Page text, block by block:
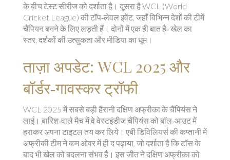
के बीच टेस्ट सीरीज को दर्शाता है। दूसरा है WCL (World
Cricket League) की टॉप‑लेवल इवेंट, जहाँ विभिन्न देशों की टीमें
चैंपियन बनने के लिए लड़ती हैं। दोनों में एक ही बात है‑ खेल का
स्तर, दर्शकों की उत्सुकता और मीडिया का धूम।
ताज़ा अपडेट: WCL 2025 और
बॉर्डर‑गावस्कर ट्रॉफी
WCL 2025 में सबसे बड़ी हैरानी दक्षिण अफ्रीका के चैंपियंस ने
लाई। बारिश‑वाले मैच में वे वेस्टइंडीज चैंपियंस को बॉल‑आउट में
हराकर अपना टाइटल तय कर लिये। एबी डिविलियर्स की कप्तानी में
अफ्रीकी टीम ने कम ओवर में ही द पढ़ाया, जो दर्शाता है कि टॉस के
बाद भी खेल को बदलना संभव है। इस जीत ने दक्षिण अफ्रीका को